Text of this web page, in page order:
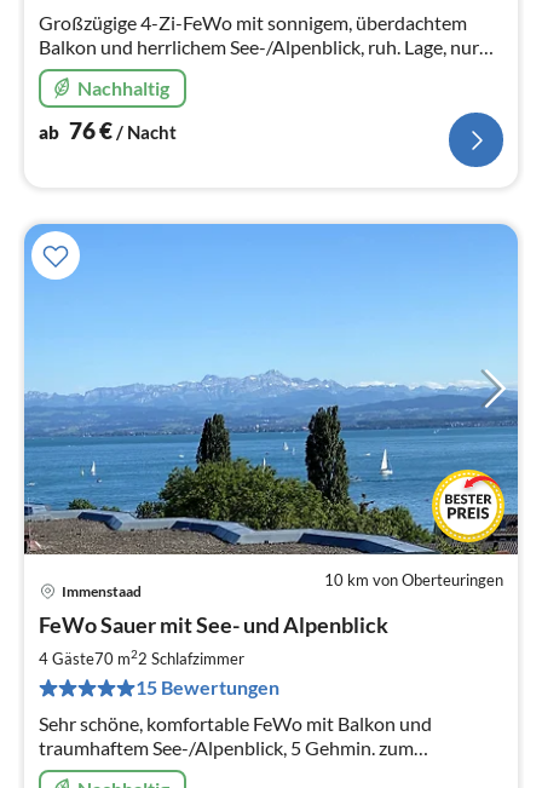
Großzügige 4-Zi-FeWo mit sonnigem, überdachtem
Balkon und herrlichem See-/Alpenblick, ruh. Lage, nur
wenige Gehmin. zum See/Zentrum
Nachhaltig
ab 76€/ Nacht
10 km von Oberteuringen
Immenstaad
FeWo Sauer mit See- und Alpenblick
4 Gäste70 m22 Schlafzimmer
15 Bewertungen
Sehr schöne, komfortable FeWo mit Balkon und
traumhaftem See-/Alpenblick, 5 Gehmin. zum
See/Zentrum